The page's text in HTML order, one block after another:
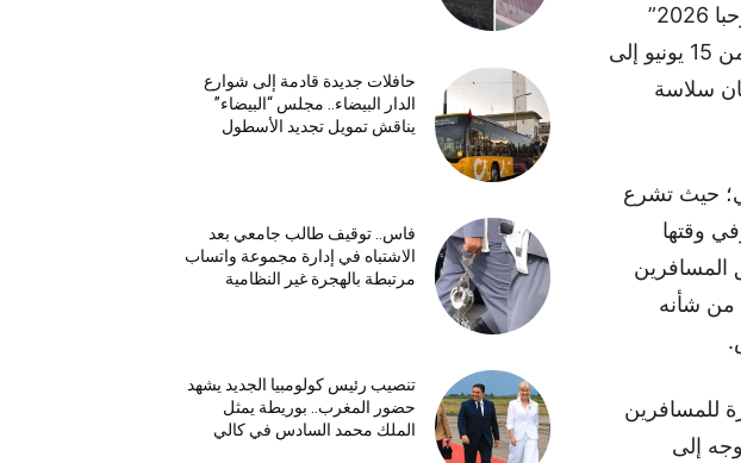
حافلات جديدة قادمة إلى شوارع
الدار البيضاء.. مجلس “البيضاء”
يناقش تمويل تجديد الأسطول
فاس.. توقيف طالب جامعي بعد
الاشتباه في إدارة مجموعة واتساب
مرتبطة بالهجرة غير النظامية
تنصيب رئيس كولومبيا الجديد يشهد
حضور المغرب.. بوريطة يمثل
الملك محمد السادس في كالي
تتسارع وتيرة التحضيرات اللوجستية والأمنية بين الرباط ومدريد لإطلاق عملية “مرحبا 2026”
لاستقبال الجالية المغربية المقيمة بالخارج، والتي تمتد رسميا خلال الفترة الممتدة من 15 يونيو إلى
سلاسة
حيث تشرع
وقتها
المسافرين
من شأنه
للمسافرين
إلى